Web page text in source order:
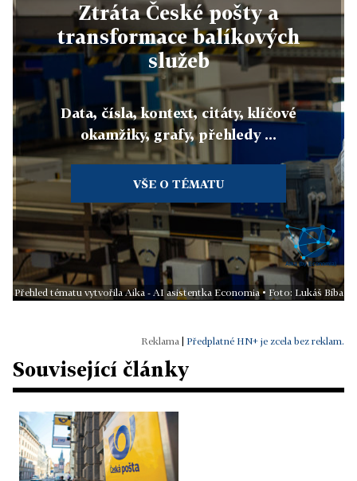
Ztráta České pošty a
transformace balíkových
služeb
Data, čísla, kontext, citáty, klíčové
okamžiky, grafy, přehledy ...
VŠE O TÉMATU
Přehled tématu vytvořila Aika - AI asistentka Economia • Foto: Lukáš Bíba
| Předplatné HN+ je zcela bez reklam.
Související články